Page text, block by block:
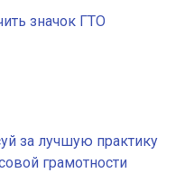
значок ГТО
за лучшую практику
грамотности